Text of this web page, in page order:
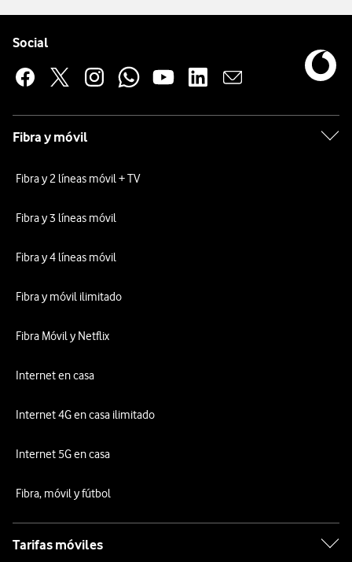
Social
Fibra y móvil
Fibra y 2 líneas móvil + TV
Fibra y 3 líneas móvil
Fibra y 4 líneas móvil
Fibra y móvil ilimitado
Fibra Móvil y Netflix
Internet en casa
Internet 4G en casa ilimitado
Internet 5G en casa
Fibra, móvil y fútbol
Tarifas móviles